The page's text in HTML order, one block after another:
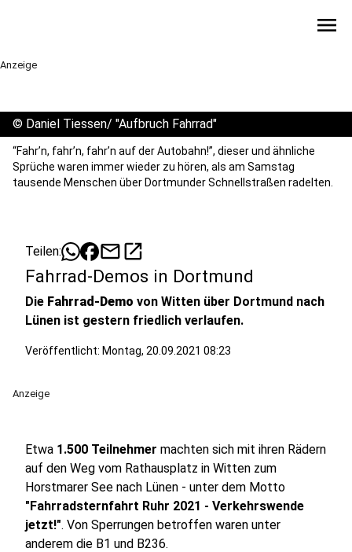
menu
Anzeige
© Daniel Tiessen/ "Aufbruch Fahrrad"
“Fahr’n, fahr’n, fahr’n auf der Autobahn!”, dieser und ähnliche
Sprüche waren immer wieder zu hören, als am Samstag
tausende Menschen über Dortmunder Schnellstraßen radelten.
Teilen: mailopen_in_new
Fahrrad-Demos in Dortmund
Die Fahrrad-Demo von Witten über Dortmund nach
Lünen ist gestern friedlich verlaufen.
Veröffentlicht: Montag, 20.09.2021 08:23
Anzeige
Etwa 1.500 Teilnehmer machten sich mit ihren Rädern
auf den Weg vom Rathausplatz in Witten zum
Horstmarer See nach Lünen - unter dem Motto
"Fahrradsternfahrt Ruhr 2021 - Verkehrswende
jetzt!". Von Sperrungen betroffen waren unter
anderem die B1 und B236.